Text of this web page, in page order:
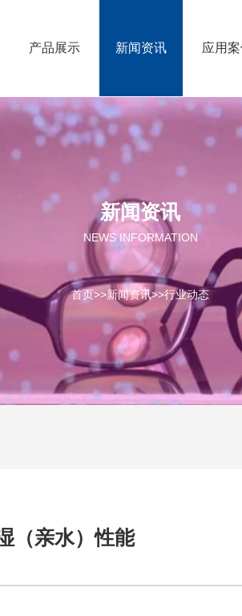
产品展示 新闻资讯 应用案
新闻资讯
NEWS INFORMATION
首页>>新闻资讯>>行业动态
（亲水）性能